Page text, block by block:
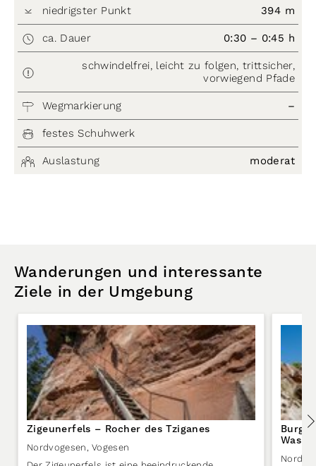
niedrigster Punkt 394 m
ca. Dauer 0:30 – 0:45 h
schwindelfrei, leicht zu folgen, trittsicher,
vorwiegend Pfade
Wegmarkierung –
festes Schuhwerk
Auslastung moderat
Wanderungen und interessante
Ziele in der Umgebung
Zigeunerfels – Rocher des Tziganes
Nordvogesen , Vogesen
Burg